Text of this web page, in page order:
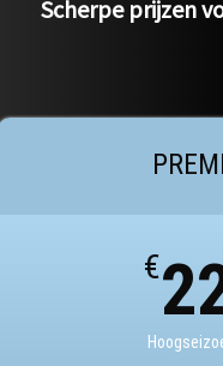
Scherpe prijzen
€